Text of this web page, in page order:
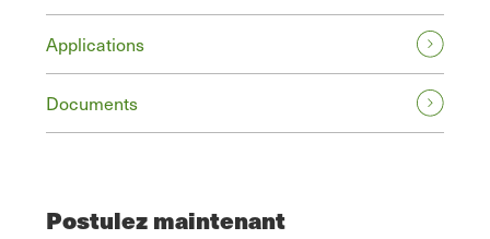
Applications
Documents
Postulez maintenant